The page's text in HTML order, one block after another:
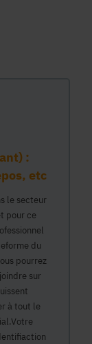
:
etc
le secteur
pour ce
du
pourrez
sur
à tout le